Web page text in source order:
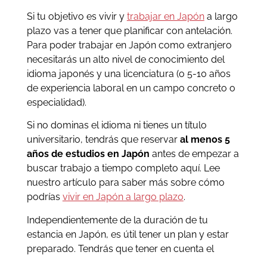
Si tu objetivo es vivir y trabajar en Japóna largo
plazo vas a tener que planificar con antelación.
Para poder trabajar en Japón como extranjero
necesitarás un alto nivel de conocimiento del
idioma japonés y una licenciatura (o 5-10 años
de experiencia laboral en un campo concreto o
especialidad).
Si no dominas el idioma ni tienes un título
universitario, tendrás que reservar al menos 5
años de estudios en Japón antes de empezar a
buscar trabajo a tiempo completo aquí. Lee
nuestro artículo para saber más sobre cómo
podrías vivir en Japón a largo plazo.
Independientemente de la duración de tu
estancia en Japón, es útil tener un plan y estar
preparado. Tendrás que tener en cuenta el